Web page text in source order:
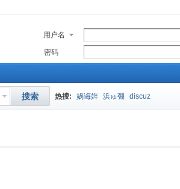
用户名
密码
搜索 热搜: 娲诲姩 浜ゅ弸 discuz